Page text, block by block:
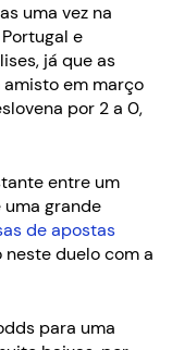
uma vez na
e
já que as
em março
por 2 a 0,
entre um
grande
de apostas
duelo com a
para uma